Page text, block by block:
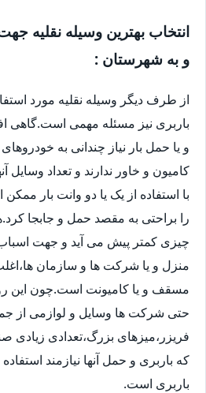
انتخاب بهترین وسیله نقلیه
و به شهرستان :
از طرف دیگر وسیله نقلیه مورد
باربری نیز مسئله مهمی است.گاهی
و یا حمل بار نیاز چندانی به
کامیون و خاور ندارند و تعداد
با استفاده از یک یا دو وانت بار
را براحتی به مقصد حمل و جابجا
چیزی کمتر پیش می آید و جهت
منزل و یا شرکت ها و سازمان
مسقف و یا کامیونت است.چون این
حتی شرکت ها وسایل و لوازمی از
فریزر،میزهای بزرگ،تعدادی زیادی
که باربری و حمل آنها نیازمند
باربری است.